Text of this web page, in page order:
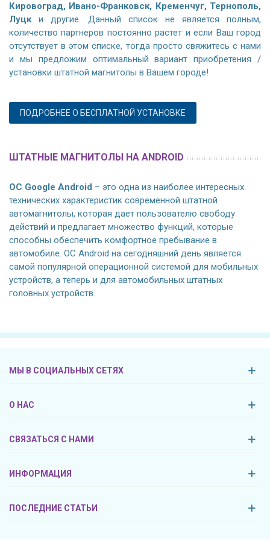
Кировоград, Ивано-Франковск, Кременчуг, Тернополь,
Луцки другие. Данный список не является полным,
количество партнеров постоянно растет и если Ваш город
отсутствует в этом списке, тогда просто свяжитесь с нами
и мы предложим оптимальный вариант приобретения /
установки штатной магнитолы в Вашем городе!
ПОДРОБНЕЕ О БЕСПЛАТНОЙ УСТАНОВКЕ
ШТАТНЫЕ МАГНИТОЛЫ НА ANDROID
ОС Google Android – это одна из наиболее интересных
технических характеристик современной штатной
автомагнитолы, которая дает пользователю свободу
действий и предлагает множество функций, которые
способны обеспечить комфортное пребывание в
автомобиле. ОС Android на сегодняшний день является
самой популярной операционной системой для мобильных
устройств, а теперь и для автомобильных штатных
головных устройств.
МЫ В СОЦИАЛЬНЫХ СЕТЯХ
О НАС
СВЯЗАТЬСЯ С НАМИ
ИНФОРМАЦИЯ
ПОСЛЕДНИЕ СТАТЬИ